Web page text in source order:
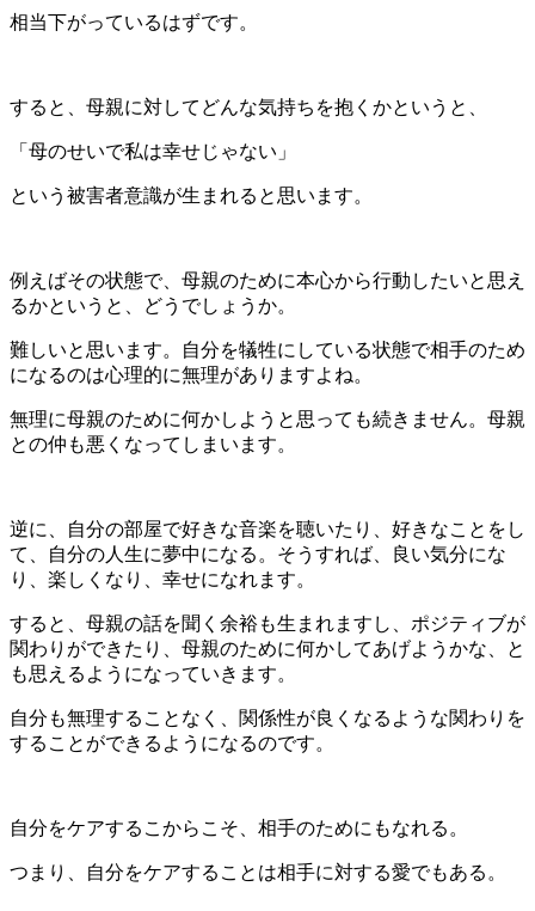
相当下がっているはずです。
すると、母親に対してどんな気持ちを抱くかというと、
「母のせいで私は幸せじゃない」
という被害者意識が生まれると思います。
例えばその状態で、母親のために本心から行動したいと思え
るかというと、どうでしょうか。
難しいと思います。自分を犠牲にしている状態で相手のため
になるのは心理的に無理がありますよね。
無理に母親のために何かしようと思っても続きません。母親
との仲も悪くなってしまいます。
逆に、自分の部屋で好きな音楽を聴いたり、好きなことをし
て、自分の人生に夢中になる。そうすれば、良い気分にな
り、楽しくなり、幸せになれます。
すると、母親の話を聞く余裕も生まれますし、ポジティブが
関わりができたり、母親のために何かしてあげようかな、と
も思えるようになっていきます。
自分も無理することなく、関係性が良くなるような関わりを
することができるようになるのです。
自分をケアするこからこそ、相手のためにもなれる。
つまり、自分をケアすることは相手に対する愛でもある。